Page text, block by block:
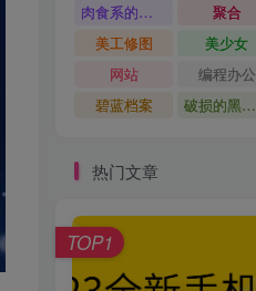
肉食系的金发少女
聚合
美工修图
美少女
网站
编程办公
碧蓝档案
破损的黑丝袜
热门文章
TOP1